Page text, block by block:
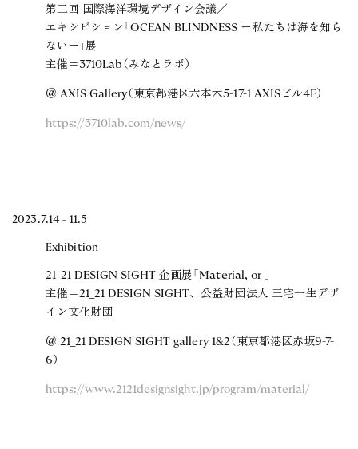
第二回 国際海洋環境デザイン会議／
エキシビション「OCEAN BLINDNESS ー私たちは海を知ら
ないー」展
主催＝3710Lab（みなとラボ）
＠ AXIS Gallery（東京都港区六本木5-17-1 AXISビル4F）
https://3710lab.com/news/
2023.7.14 - 11.5
Exhibition
21_21 DESIGN SIGHT 企画展「Material, or 」
主催＝21_21 DESIGN SIGHT、公益財団法人 三宅一生デザ
イン文化財団
＠ 21_21 DESIGN SIGHT gallery 1&2（東京都港区赤坂9-7-
6）
https://www.2121designsight.jp/program/material/